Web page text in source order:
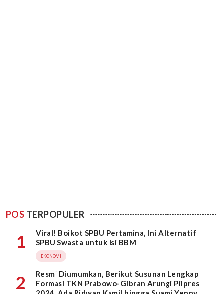
POS TERPOPULER
1
Viral! Boikot SPBU Pertamina, Ini Alternatif
SPBU Swasta untuk Isi BBM
EKONOMI
2
Resmi Diumumkan, Berikut Susunan Lengkap
Formasi TKN Prabowo-Gibran Arungi Pilpres